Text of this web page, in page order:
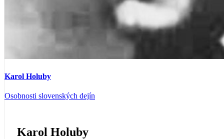
Karol Holuby
Osobnosti slovenských dejín
Karol Holuby